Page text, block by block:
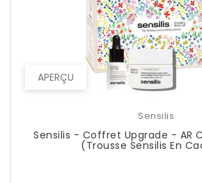
APERÇU
Sensilis
Sensilis - Coffret Upgrade - AR
(Trousse Sensilis En